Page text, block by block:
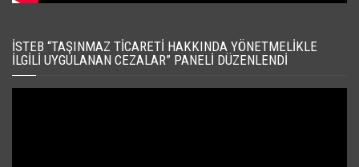
İSTEB “TAŞINMAZ TICARETI HAKKINDA YÖNETMELIKLE
İLGILI UYGULANAN CEZALAR” PANELI DÜZENLENDI